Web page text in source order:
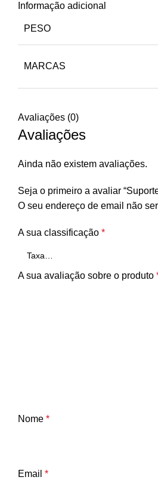
Informação adicional
PESO
MARCAS
Avaliações (0)
Avaliações
Ainda não existem avaliações.
Seja o primeiro a avaliar
O seu endereço de email não
A sua classificação *
A sua avaliação sobre o produto
Nome *
Email *